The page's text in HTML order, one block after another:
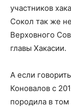
участников
Сокол так же
Верховного
главы Хакасии.
А если
Коновалов с
породила в том